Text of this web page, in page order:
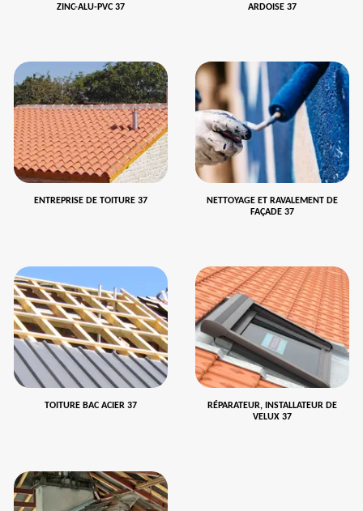
ZINC-ALU-PVC 37
ARDOISE 37
ENTREPRISE DE TOITURE 37
NETTOYAGE ET RAVALEMENT DE
FAÇADE 37
TOITURE BAC ACIER 37
RÉPARATEUR, INSTALLATEUR DE
VELUX 37